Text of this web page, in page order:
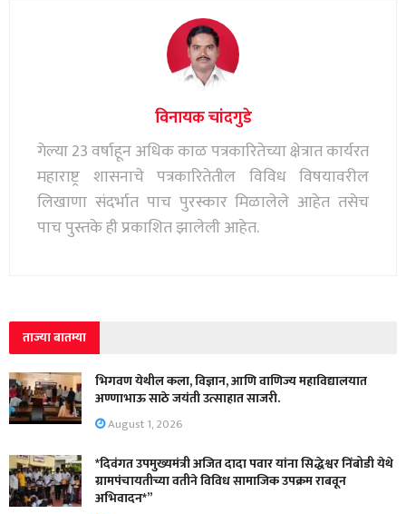
विनायक चांदगुडे
गेल्या 23 वर्षाहून अधिक काळ पत्रकारितेच्या क्षेत्रात कार्यरत
महाराष्ट्र शासनाचे पत्रकारितेतील विविध विषयावरील
लिखाणा संदर्भात पाच पुरस्कार मिळालेले आहेत तसेच
पाच पुस्तके ही प्रकाशित झालेली आहेत.
ताज्या बातम्या
भिगवण येथील कला, विज्ञान, आणि वाणिज्य महाविद्यालयात
अण्णाभाऊ साठे जयंती उत्साहात साजरी.
August 1, 2026
*दिवंगत उपमुख्यमंत्री अजित दादा पवार यांना सिद्धेश्वर निंबोडी येथे
ग्रामपंचायतीच्या वतीने विविध सामाजिक उपक्रम राबवून
अभिवादन*”